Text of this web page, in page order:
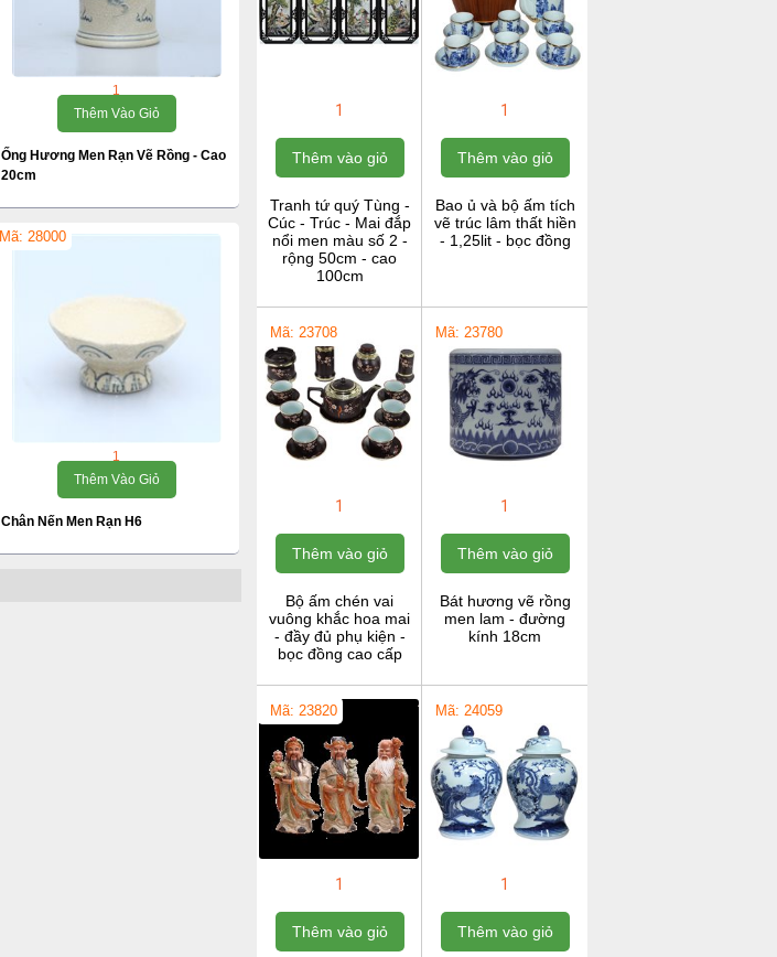
1
Thêm Vào Giỏ
Ống Hương Men Rạn Vẽ Rồng - Cao
20cm
Mã: 28000
1
Thêm Vào Giỏ
Chân Nến Men Rạn H6
1
Thêm vào giỏ
Tranh tứ quý Tùng -
Cúc - Trúc - Mai đắp
nổi men màu số 2 -
rộng 50cm - cao
100cm
1
Thêm vào giỏ
Bao ủ và bộ ấm tích
vẽ trúc lâm thất hiền
- 1,25lit - bọc đồng
Mã: 23708
1
Thêm vào giỏ
Bộ ấm chén vai
vuông khắc hoa mai
- đầy đủ phụ kiện -
bọc đồng cao cấp
Mã: 23780
1
Thêm vào giỏ
Bát hương vẽ rồng
men lam - đường
kính 18cm
Mã: 23820
1
Thêm vào giỏ
Mã: 24059
1
Thêm vào giỏ